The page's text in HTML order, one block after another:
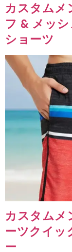
カスタムメ
フ & メッ
ショーツ
カスタムメ
ーツクイッ
ー